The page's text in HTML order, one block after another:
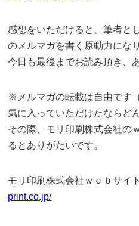
感想をいただけると、筆者と
のメルマガを書く原動力にな
今日も最後までお読み頂き、
※メルマガの転載は自由です
気に入っていただけたならど
その際、モリ印刷株式会社の
るとありがたいです。
モリ印刷株式会社ｗｅｂサイ
print.co.jp/